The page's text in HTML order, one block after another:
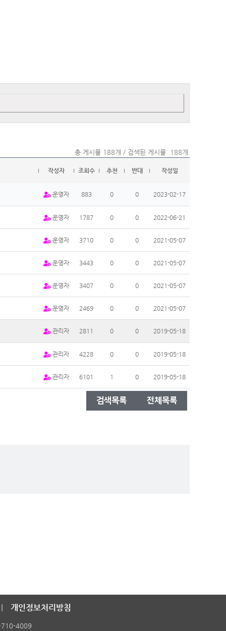
총 게시물 188개 / 검색된 게시물: 188개
작성자 조회수 추천 반대 작성일
운영자 883 0 0 2023-02-17
운영자 1787 0 0 2022-06-21
운영자 3710 0 0 2021-05-07
운영자 3443 0 0 2021-05-07
운영자 3407 0 0 2021-05-07
운영자 2469 0 0 2021-05-07
관리자 2811 0 0 2019-05-18
관리자 4228 0 0 2019-05-18
관리자 6101 1 0 2019-05-18
검색목록 전체목록
개인정보처리방침
4009